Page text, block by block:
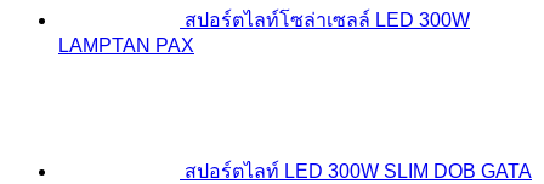
สปอร์ตไลท์โซล่าเซลล์ LED 300W
LAMPTAN PAX
สปอร์ตไลท์ LED 300W SLIM DOB GATA